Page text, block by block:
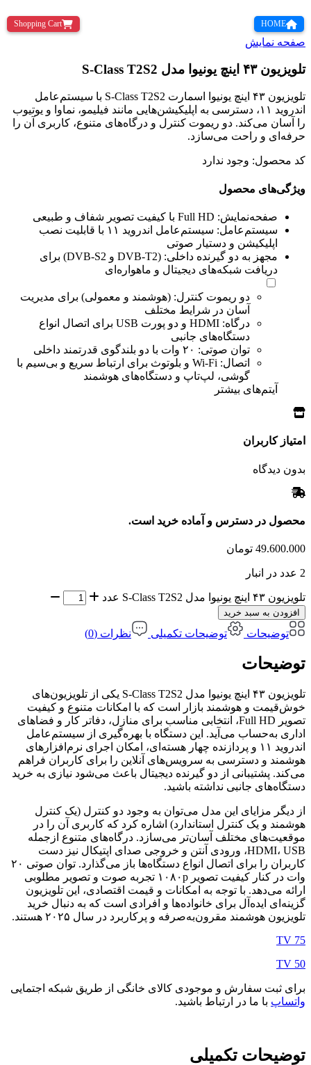
Shopping Cart HOME
صفحه نمایش
تلویزیون ۴۳ اینچ یونیوا مدل S-Class T2S2
تلویزیون ۴۳ اینچ یونیوا اسمارت S-Class T2S2 با سیستم‌عامل
اندروید ۱۱، دسترسی به اپلیکیشن‌هایی مانند فیلیمو، نماوا و یوتیوب
را آسان می‌کند. دو ریموت کنترل و درگاه‌های متنوع، کاربری آن را
حرفه‌ای و راحت می‌سازد.
کد محصول: وجود ندارد
ویژگی‌های محصول
صفحه‌نمایش: Full HD با کیفیت تصویر شفاف و طبیعی
سیستم‌عامل:
سیستم‌عامل اندروید ۱۱ با قابلیت نصب
اپلیکیشن و دستیار صوتی
مجهز به دو گیرنده داخلی:
(DVB-T2 و DVB-S2) برای
دریافت شبکه‌های دیجیتال و ماهواره‌ای
دو ریموت کنترل: (هوشمند و معمولی) برای مدیریت
آسان در شرایط مختلف
درگاه:
HDMI و دو پورت USB برای اتصال انواع
دستگاه‌های جانبی
توان صوتی: ۲۰ وات با دو بلندگوی قدرتمند داخلی
اتصال:
Wi-Fi و بلوتوث برای ارتباط سریع و بی‌سیم با
گوشی، لپ‌تاپ و دستگاه‌های هوشمند
آیتم‌های بیشتر
امتیاز کاربران
بدون دیدگاه
محصول در دسترس و آماده خرید است.
49.600.000 تومان
2 عدد در انبار
تلویزیون ۴۳ اینچ یونیوا مدل S-Class T2S2 عدد
افزودن به سبد خرید
توضیحات توضیحات تکمیلی نظرات (0)
توضیحات
تلویزیون ۴۳ اینچ یونیوا مدل S-Class T2S2 یکی از تلویزیون‌های
خوش‌قیمت و هوشمند بازار است که با امکانات متنوع و کیفیت
تصویر Full HD، انتخابی مناسب برای منازل، دفاتر کار و فضاهای
اداری به‌حساب می‌آید. این دستگاه با بهره‌گیری از سیستم‌عامل
اندروید ۱۱ و پردازنده چهار هسته‌ای، امکان اجرای نرم‌افزارهای
هوشمند و دسترسی به سرویس‌های آنلاین را برای کاربران فراهم
می‌کند. پشتیبانی از دو گیرنده دیجیتال باعث می‌شود نیازی به خرید
دستگاه‌های جانبی نداشته باشید.
از دیگر مزایای این مدل می‌توان به وجود دو کنترل (یک کنترل
هوشمند و یک کنترل استاندارد) اشاره کرد که کاربری آن را در
موقعیت‌های مختلف آسان‌تر می‌سازد. درگاه‌های متنوع ازجمله
HDMI، USB، ورودی آنتن و خروجی صدای اپتیکال نیز دست
کاربران را برای اتصال انواع دستگاه‌ها باز می‌گذارد. توان صوتی ۲۰
وات در کنار کیفیت تصویر ۱۰۸۰p تجربه صوت و تصویر مطلوبی
ارائه می‌دهد. با توجه به امکانات و قیمت اقتصادی، این تلویزیون
گزینه‌ای ایده‌آل برای خانواده‌ها و افرادی است که به دنبال خرید
تلویزیون هوشمند مقرون‌به‌صرفه و پرکاربرد در سال ۲۰۲۵ هستند.
TV 75
TV 50
برای ثبت سفارش و موجودی کالای خانگی از طریق شبکه اجتمایی
واتساپ با ما در ارتباط باشید.
توضیحات تکمیلی